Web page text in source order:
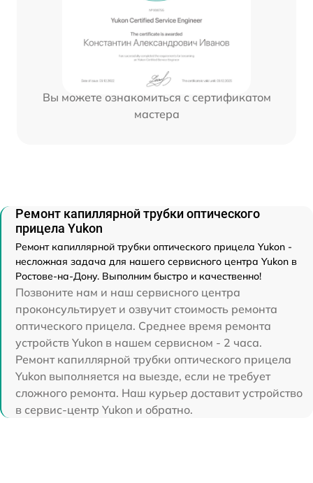
Вы можете ознакомиться с сертификатом
мастера
Ремонт капиллярной трубки оптического
прицела Yukon
Ремонт капиллярной трубки оптического прицела Yukon -
несложная задача для нашего сервисного центра Yukon в
Ростове-на-Дону. Выполним быстро и качественно!
Позвоните нам и наш сервисного центра
проконсультирует и озвучит стоимость ремонта
оптического прицела. Среднее время ремонта
устройств Yukon в нашем сервисном - 2 часа.
Ремонт капиллярной трубки оптического прицела
Yukon выполняется на выезде, если не требует
сложного ремонта. Наш курьер доставит устройство
в сервис-центр Yukon и обратно.